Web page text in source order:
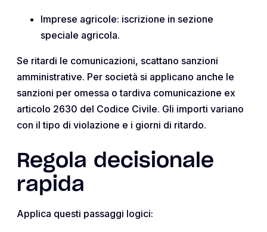
Imprese agricole: iscrizione in sezione
speciale agricola.
Se ritardi le comunicazioni, scattano sanzioni
amministrative. Per società si applicano anche le
sanzioni per omessa o tardiva comunicazione ex
articolo 2630 del Codice Civile. Gli importi variano
con il tipo di violazione e i giorni di ritardo.
Regola decisionale
rapida
Applica questi passaggi logici: